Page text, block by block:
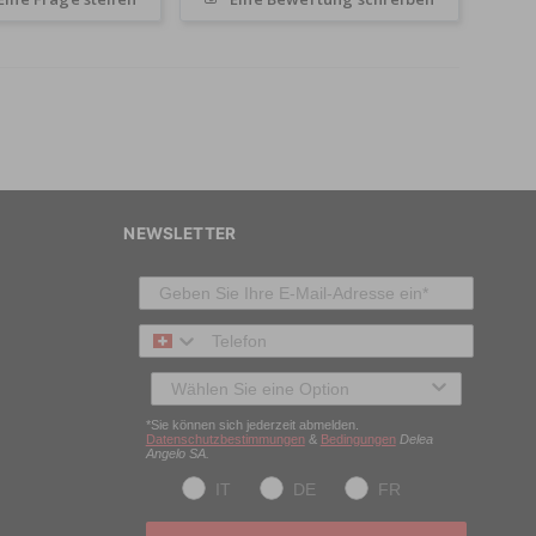
NEWSLETTER
Telefon
Typ des Kunden
*Sie können sich jederzeit abmelden.
Datenschutzbestimmungen& Bedingungen Delea
Angelo SA.
IT DE FR